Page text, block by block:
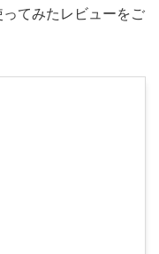
てみたレビューをご